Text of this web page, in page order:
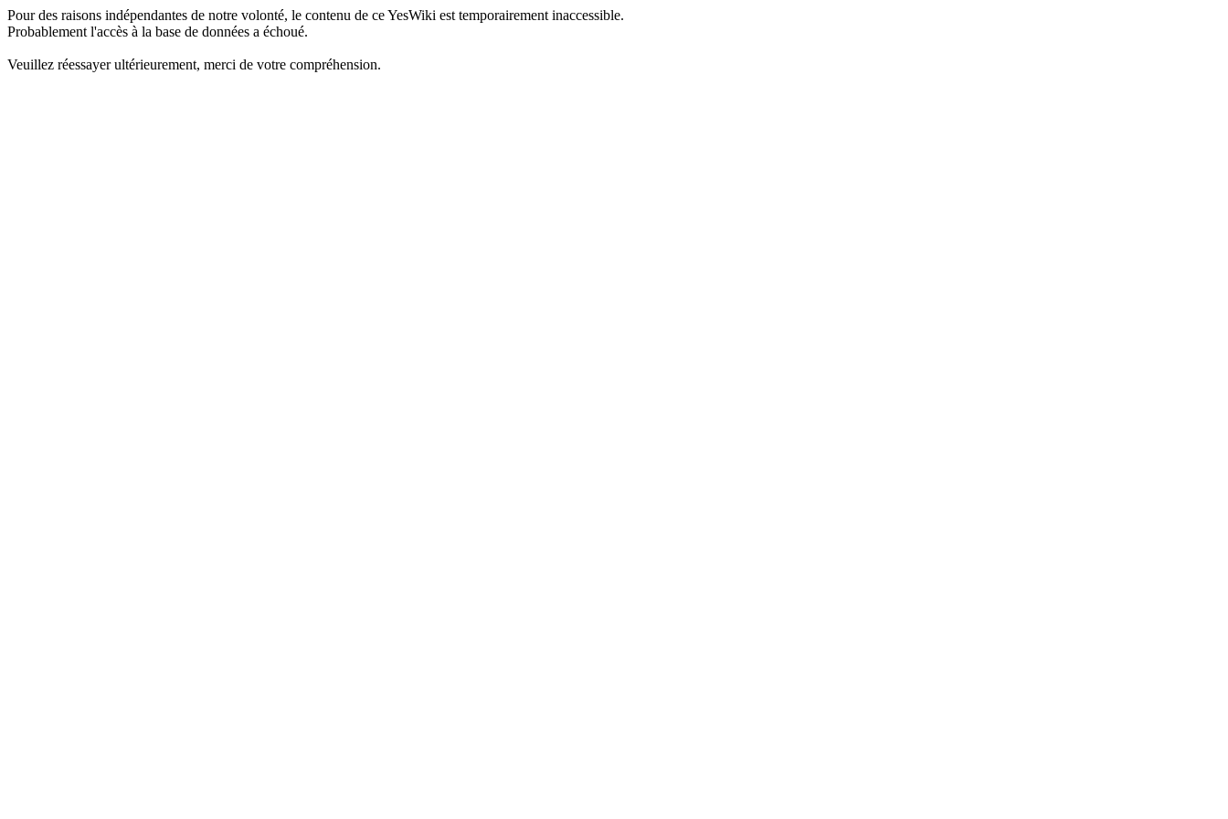
Pour des raisons indépendantes de notre volonté, le contenu de ce YesWiki est temporairement inaccessible.
Probablement l'accès à la base de données a échoué.
Veuillez réessayer ultérieurement, merci de votre compréhension.